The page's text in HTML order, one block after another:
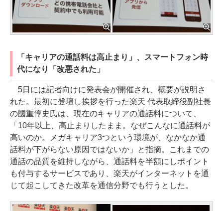
「キャリアの通話料は高止まり」、スマートフォン時
代になり「改悪された」
5日には記者向けに発表会が開催され、概要が説明さ
れた。最初に登壇し挨拶を行った楽天 代表取締役副社長
の國重惇史氏は、現在のキャリアの通話料について、
「10年以上、高止まりしたまま。なぜこんなに通話料が
高いのか。メガキャリア3つという環境が、なかなか通
話料が下がらない原因ではないか」と指摘。これまでの
通話の品質を維持しながら、通話料を半額にしポイント
も付与するサービスであり、楽天がインターネットを通
じて起こしてきた改革を通信分野でも行うとした。